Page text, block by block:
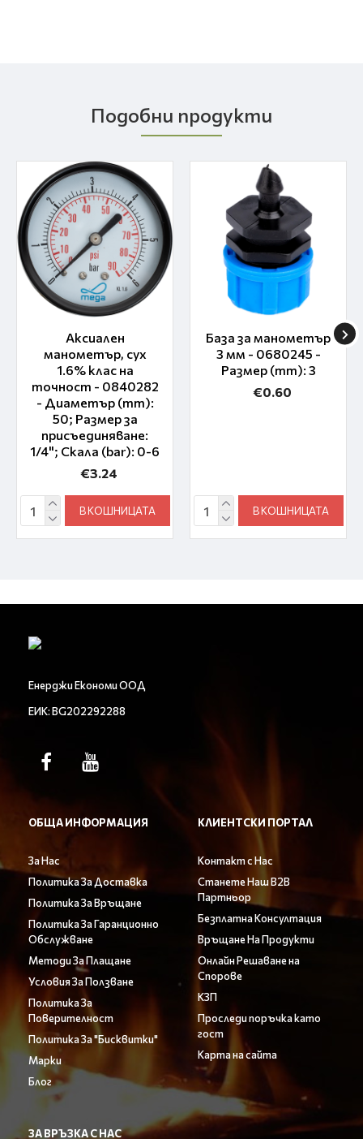
Подобни продукти
Аксиален
манометър, сух
1.6% клас на
точност - 0840282
- Диаметър (mm):
50; Размер за
присъединяване:
1/4"; Скала (bar): 0-6
€3.24
В КОШНИЦАТА
База за манометър
3 мм - 0680245 -
Размер (mm): 3
€0.60
В КОШНИЦАТА
Енерджи Економи ООД
ЕИК: BG202292288
ОБЩА ИНФОРМАЦИЯ
За Нас
Политика За Доставка
Политика За Връщане
Политика За Гаранционно
Обслужване
Методи За Плащане
Условия За Ползване
Политика За
Поверителност
Политика За "Бисквитки"
Марки
Блог
КЛИЕНТСКИ ПОРТАЛ
Контакт с Нас
Станете Наш B2B
Партньор
Безплатна Консултация
Връщане На Продукти
Онлайн Решаване на
Спорове
КЗП
Проследи поръчка като
гост
Карта на сайта
ЗА ВРЪЗКА С НАС